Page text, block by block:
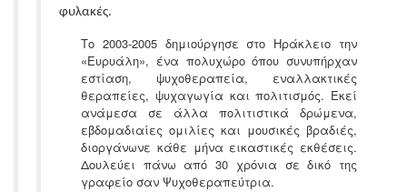
φυλακές.
Το 2003-2005 δημιούργησε στο Ηράκλειο την
«Ευρυάλη», ένα πολυχώρο όπου συνυπήρχαν
εστίαση, ψυχοθεραπεία, εναλλακτικές
θεραπείες, ψυχαγωγία και πολιτισμός. Εκεί
ανάμεσα σε άλλα πολιτιστικά δρώμενα,
εβδομαδιαίες ομιλίες και μουσικές βραδιές,
διοργάνωνε κάθε μήνα εικαστικές εκθέσεις.
Δουλεύει πάνω από 30 χρόνια σε δικό της
γραφείο σαν Ψυχοθεραπεύτρια.